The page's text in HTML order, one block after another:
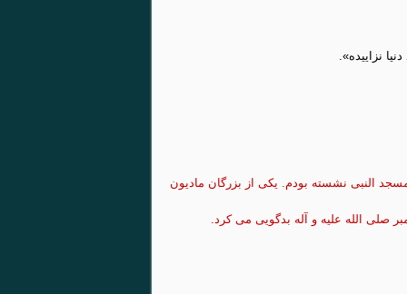
نزاییده».
النبی نشسته بودم. یکی از بزرگان مادیون
صلی الله علیه و آله بدگویی می کرد.